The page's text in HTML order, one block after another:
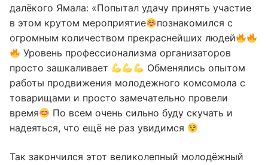
далёкого Ямала: «Попытал удачу принять участие
в этом крутом мероприятие
познакомился с
огромным количеством прекраснейших людей
Уровень профессионализма организаторов
просто зашкаливает
Обменялись опытом
работы продвижения молодежного комсомола с
товарищами и просто замечательно провели
время
По всем очень сильно буду скучать и
надеяться, что ещё не раз увидимся
Так закончился этот великолепный молодёжный